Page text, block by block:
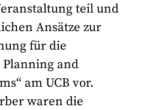
teil und
Ansätze zur
für die
Planning and
am UCB vor.
waren die